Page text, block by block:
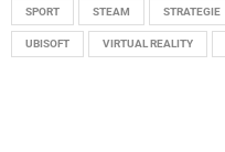
SPORT STEAM STRATEGIE
UBISOFT VIRTUAL REALITY